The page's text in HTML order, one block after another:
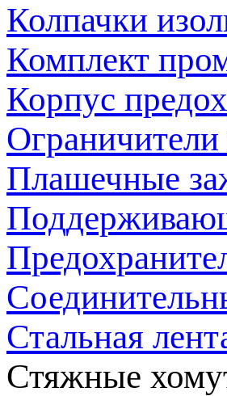
Колпачки
Комплект
Корпус
Плашечные
Стальная
Стяжные